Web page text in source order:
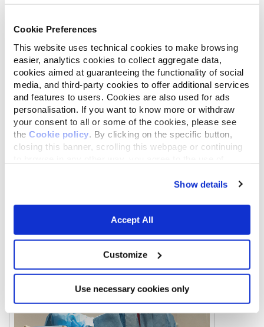
Cookie Preferences
This website uses technical cookies to make browsing
easier, analytics cookies to collect aggregate data,
cookies aimed at guaranteeing the functionality of social
media, and third-party cookies to offer additional services
and features to users. Cookies are also used for ads
personalisation. If you want to know more or withdraw
your consent to all or some of the cookies, please see
the Cookie policy . By clicking on the specific button,
closing this banner, scrolling this webpage or continuing
Show details
Accept All
Customize
Use necessary cookies only